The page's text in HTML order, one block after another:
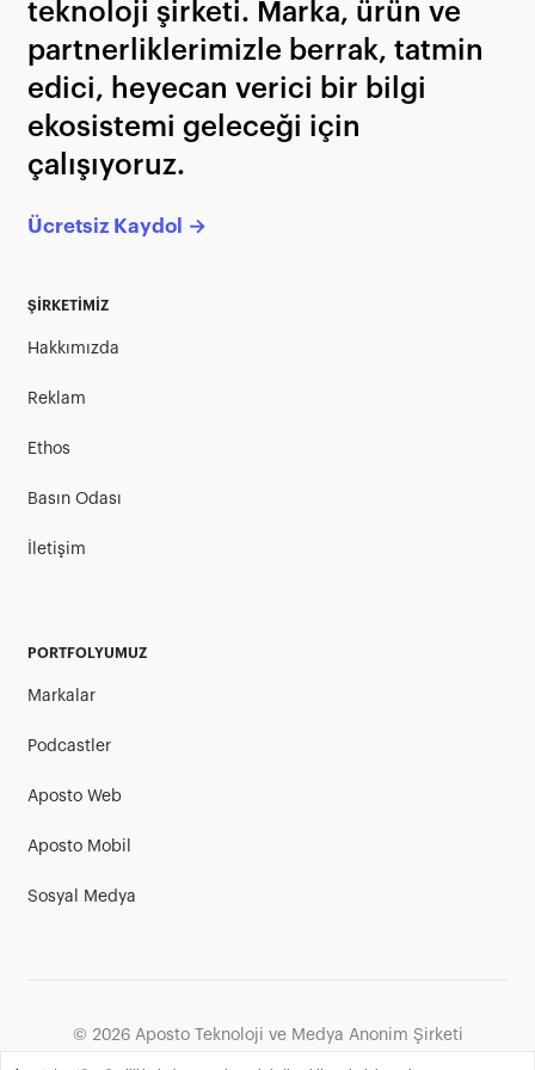
teknoloji şirketi. Marka, ürün ve
partnerliklerimizle berrak, tatmin
edici, heyecan verici bir bilgi
ekosistemi geleceği için
çalışıyoruz.
Ücretsiz Kaydol →
ŞİRKETİMİZ
Hakkımızda
Reklam
Ethos
Basın Odası
İletişim
PORTFOLYUMUZ
Markalar
Podcastler
Aposto Web
Aposto Mobil
Sosyal Medya
© 2026Aposto Teknoloji ve Medya Anonim Şirketi